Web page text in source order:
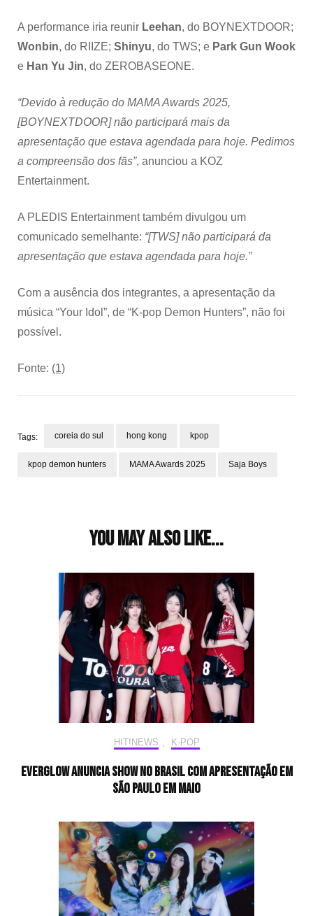
Hong
Kong
A performance iria reunir Leehan, do BOYNEXTDOOR;
Wonbin, do RIIZE; Shinyu, do TWS; e Park Gun Wook
e Han Yu Jin, do ZEROBASEONE.
“Devido à redução do MAMA Awards 2025,
[BOYNEXTDOOR] não participará mais da
apresentação que estava agendada para hoje. Pedimos
a compreensão dos fãs”, anunciou a KOZ
Entertainment.
A PLEDIS Entertainment também divulgou um
comunicado semelhante: “[TWS] não participará da
apresentação que estava agendada para hoje.”
Com a ausência dos integrantes, a apresentação da
música “Your Idol”, de “K-pop Demon Hunters”, não foi
possível.
Fonte: (1)
Tags: coreia do sul hong kong kpop
kpop demon hunters MAMA Awards 2025 Saja Boys
You may also like...
HIT!NEWS K-POP
EVERGLOW anuncia show no Brasil com apresentação em
São Paulo em maio